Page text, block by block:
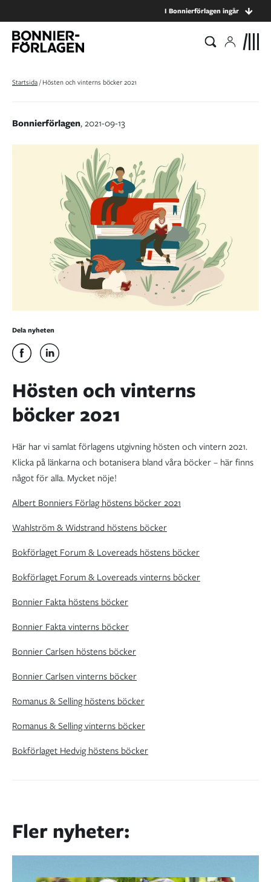
I Bonnierförlagen ingår
Startsida/Hösten och vinterns böcker 2021
Bonnierförlagen, 2021-09-13
Dela nyheten
Hösten och vinterns
böcker 2021
Här har vi samlat förlagens utgivning hösten och vintern 2021.
Klicka på länkarna och botanisera bland våra böcker – här finns
något för alla. Mycket nöje!
Albert Bonniers Förlag höstens böcker 2021
Wahlström & Widstrand höstens böcker
Bokförlaget Forum & Lovereads höstens böcker
Bokförlaget Forum & Lovereads vinterns böcker
Bonnier Fakta höstens böcker
Bonnier Fakta vinterns böcker
Bonnier Carlsen höstens böcker
Bonnier Carlsen vinterns böcker
Romanus & Selling höstens böcker
Romanus & Selling vinterns böcker
Bokförlaget Hedvig höstens böcker
Fler nyheter: